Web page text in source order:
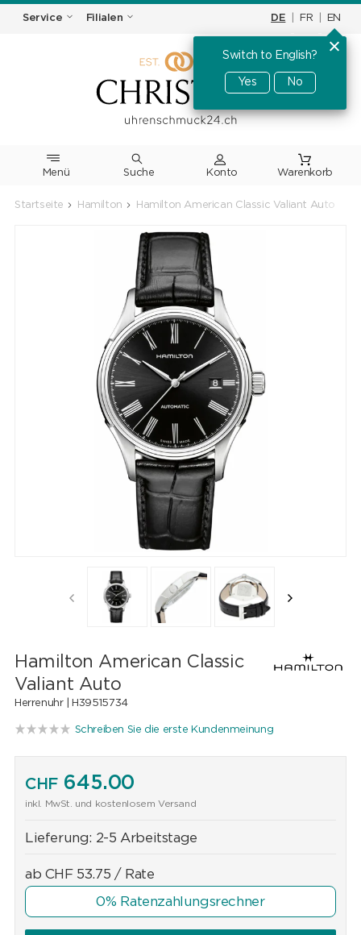
Service Filialen DE FR EN
Switch to English?
Yes No
Menü Suche Warenkorb
Startseite Hamilton Hamilton American Classic Valiant Auto
Hamilton American Classic
Valiant Auto
Herrenuhr | H39515734
Schreiben Sie die erste Kundenmeinung
CHF645.00
inkl. MwSt. und kostenlosem Versand
Lieferung: 2-5 Arbeitstage
ab CHF 53.75 / Rate
0% Ratenzahlungsrechner